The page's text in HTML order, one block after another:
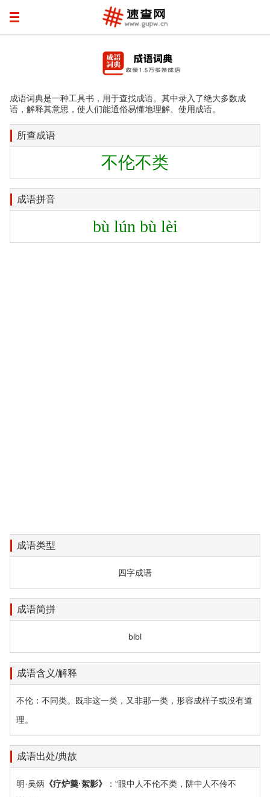
成语词典是一种工具书，用于查找成语。其中录入了绝大多数成
语，解释其意思，使人们能通俗易懂地理解、使用成语。
所查成语
不伦不类
成语拼音
bù lún bù lèi
成语类型
四字成语
成语简拼
blbl
成语含义/解释
不伦：不同类。既非这一类，又非那一类，形容成样子或没有道
理。
成语出处/典故
明·吴炳 《疗炉羹·絮影》
：“眼中人不伦不类，阱中人不伶不